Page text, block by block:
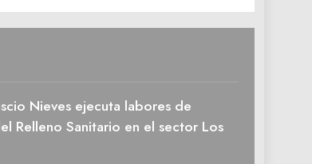
Nieves ejecuta labores de
Relleno Sanitario en el sector Los